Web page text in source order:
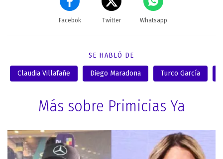
Facebok Twitter Whatsapp
SE HABLÓ DE
Claudia Villafañe Diego Maradona Turco García
Más sobre Primicias Ya